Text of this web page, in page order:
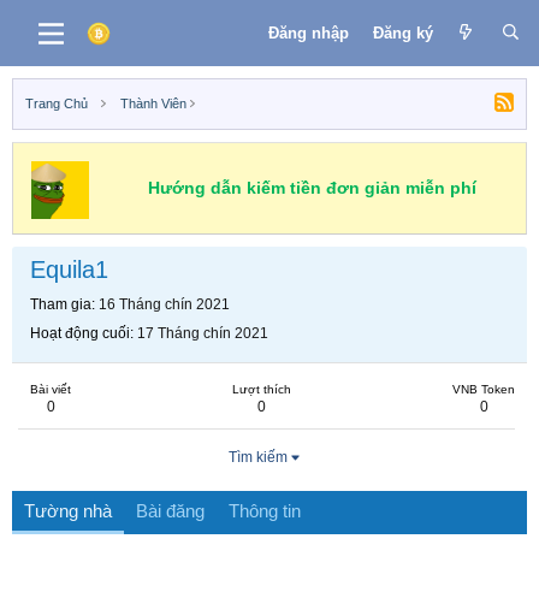
Đăng nhập Đăng ký
Trang Chủ Thành Viên
Hướng dẫn kiếm tiền đơn giản miễn phí
Equila1
Tham gia 16 Tháng chín 2021
Hoạt động cuối 17 Tháng chín 2021
Bài viết
0
Lượt thích
0
VNB Token
0
Tìm kiếm
Tường nhà Bài đăng Thông tin